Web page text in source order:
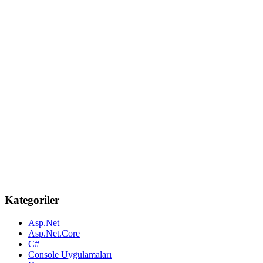
Kategoriler
Asp.Net
Asp.Net.Core
C#
Console Uygulamaları